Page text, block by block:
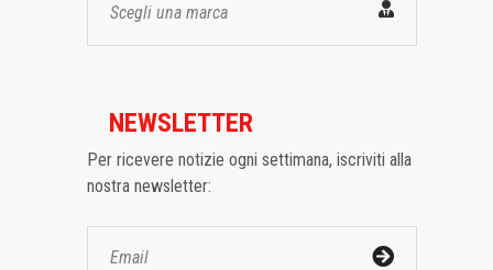
Scegli una marca
NEWSLETTER
Per ricevere notizie ogni settimana, iscriviti alla
nostra newsletter: